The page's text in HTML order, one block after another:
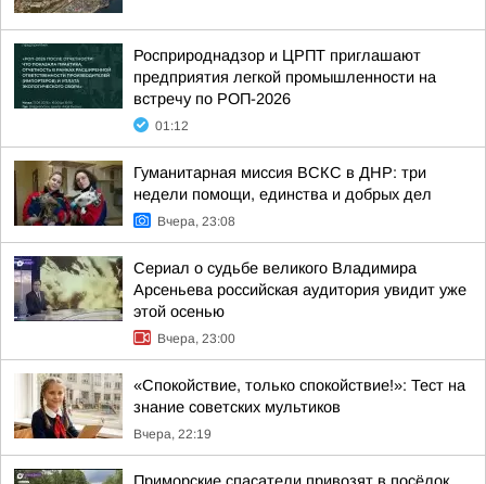
Росприроднадзор и ЦРПТ приглашают
предприятия легкой промышленности на
встречу по РОП-2026
01:12
Гуманитарная миссия ВСКС в ДНР: три
недели помощи, единства и добрых дел
Вчера, 23:08
Сериал о судьбе великого Владимира
Арсеньева российская аудитория увидит уже
этой осенью
Вчера, 23:00
«Спокойствие, только спокойствие!»: Тест на
знание советских мультиков
Вчера, 22:19